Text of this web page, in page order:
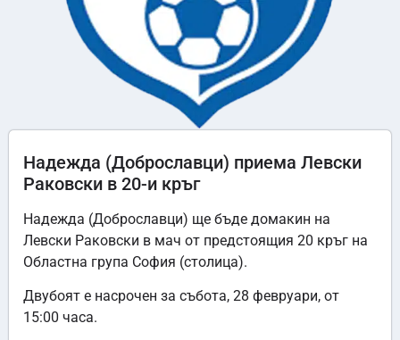
Надежда (Доброславци) приема Левски
Раковски в 20-и кръг
Надежда (Доброславци) ще бъде домакин на
Левски Раковски в мач от предстоящия 20 кръг на
Областна група София (столица).
Двубоят е насрочен за събота, 28 февруари, от
15:00 часа.